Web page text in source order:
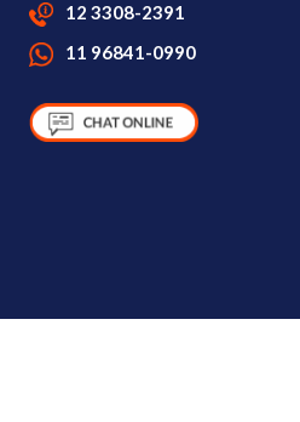
12 3308-2391
11 96841-0990